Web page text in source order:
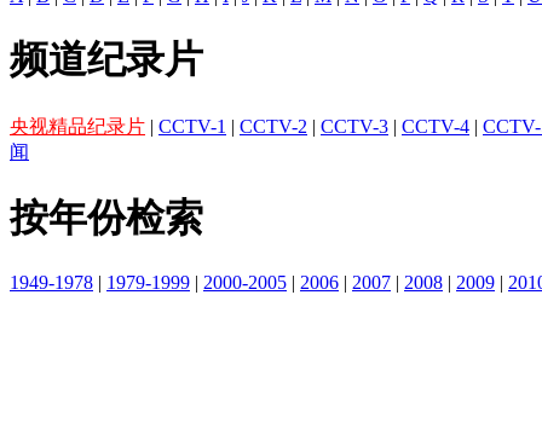
频道纪录片
央视精品纪录片 | CCTV-1 | CCTV-2 | CCTV-3 | CCTV-4 |
闻
按年份检索
1949-1978 | 1979-1999 | 2000-2005 | 2006 | 2007 | 2008 | 2009 |